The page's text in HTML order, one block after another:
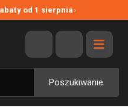
od 1 sierpnia›
Poszukiwanie